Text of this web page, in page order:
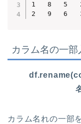
1   8   5
2   9   6
カラム名の一部
カラム名れの一部